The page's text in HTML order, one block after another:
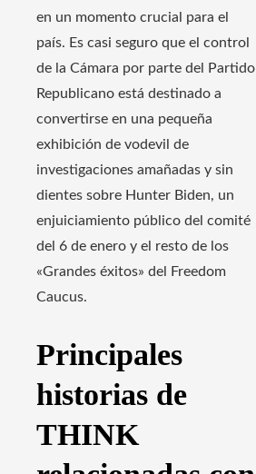
en un momento crucial para el
país. Es casi seguro que el control
de la Cámara por parte del Partido
Republicano está destinado a
convertirse en una pequeña
exhibición de vodevil de
investigaciones amañadas y sin
dientes sobre Hunter Biden, un
enjuiciamiento público del comité
del 6 de enero y el resto de los
«Grandes éxitos» del Freedom
Caucus.
Principales
historias de
THINK